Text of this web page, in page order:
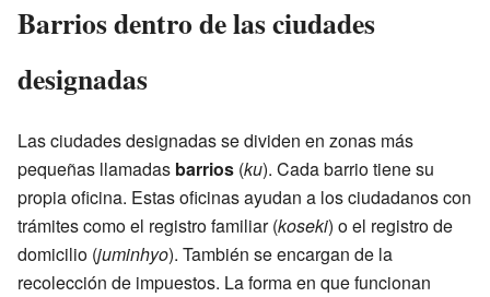
Barrios dentro de las ciudades
designadas
Las ciudades designadas se dividen en zonas más
pequeñas llamadas barrios (ku). Cada barrio tiene su
propia oficina. Estas oficinas ayudan a los ciudadanos con
trámites como el registro familiar (koseki) o el registro de
domicilio (juminhyo). También se encargan de la
recolección de impuestos. La forma en que funcionan